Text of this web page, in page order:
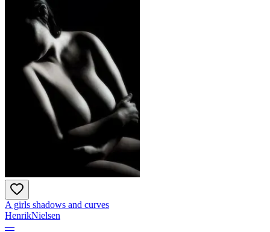
A girls shadows and curves
HenrikNielsen
—